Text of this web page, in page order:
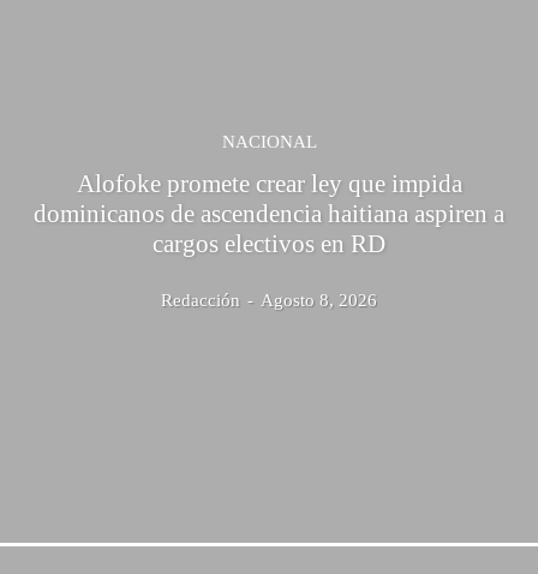
NACIONAL
Alofoke promete crear ley que impida
dominicanos de ascendencia haitiana aspiren a
cargos electivos en RD
Redacción - Agosto 8, 2026